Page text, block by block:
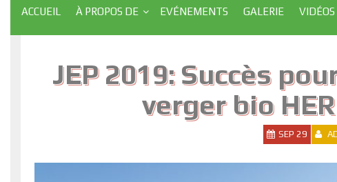
ACCUEIL À PROPOS DE EVÉNEMENTS GALERIE VIDÉOS
JEP 2019: Succès
verger bio
SEP 29